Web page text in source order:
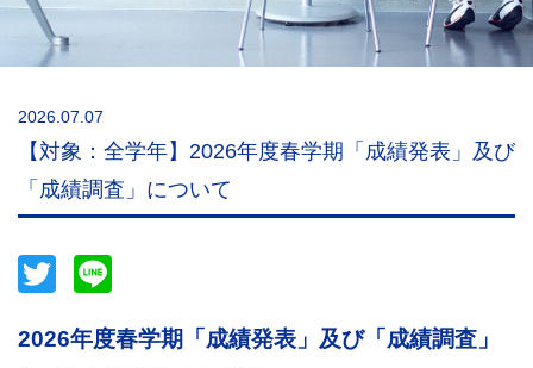
2026.07.07
【対象：全学年】2026年度春学期「成績発表」及び
「成績調査」について
Twitter
2026年度春学期「成績発表」及び「成績調査」